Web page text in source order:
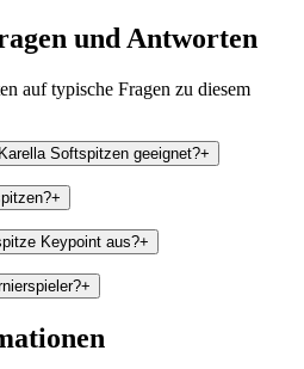
undAntworten
auf typische Fragen zu diesem
Softspitzen geeignet?+
+
Keypoint aus?+
+